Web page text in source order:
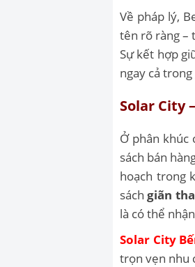
Về pháp lý,
tên rõ ràng –
Sự kết hợp
ngay cả
Solar City
Ở phân khúc
sách bán
hoạch trong
sáchgiãn
là có thể
Solar City
trọn vẹn nhu